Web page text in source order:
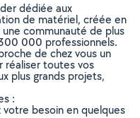
dédiée aux
de matériel, créée en
communauté de plus
000 professionnels.
de chez vous un
réaliser toutes vos
plus grands projets,
:
votre besoin en quelques